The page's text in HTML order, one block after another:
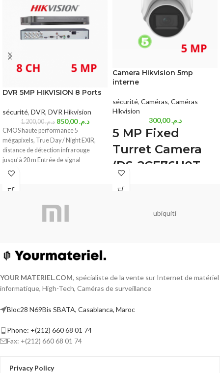
DVR 5MP HIKVISION 8 Ports
sécurité, DVR, DVR Hikvision
د.م.1.200,00 د.م.850,00
CMOS haute performance 5
mégapixels, True Day / Night EXIR,
distance de détection infrarouge
jusqu’à 20 m Entrée de signal
Camera Hikvision 5mp
interne
sécurité, Caméras, Caméras
Hikvision
د.م.300,00
5 MP Fixed
Turret Camera
(DS-2CE76H0T-
with 30 m IR distance
ubiquiti
YOUR MATERIEL.COM, spécialiste de la vente sur Internet de matériel
informatique, High-Tech, Caméras de surveillance
Bloc28 N69Bis SBATA, Casablanca, Maroc
Phone: +(212) 660 68 01 74
Fax: +(212) 660 68 01 74
Privacy Policy